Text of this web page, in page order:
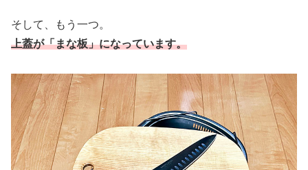
そして、もう一つ。
上蓋が「まな板」になっています。